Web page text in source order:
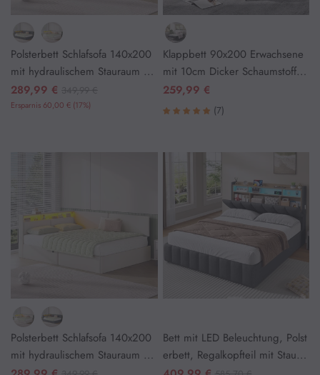
Polsterbett Schlafsofa 140x200
mit hydraulischem Stauraum Du
nkelgrau
289,99 €
Ersparnis 60,00 € (17%)
Klappbett 90x200 Erwachsene
mit 10cm Dicker Schaumstoff M
atratze
259,99 €
(7)
Polsterbett Schlafsofa 140x200
mit hydraulischem Stauraum Be
Bett mit LED Beleuchtung, Polst
erbett, Regalkopfteil mit Staura
Küchenschrank
Homeoffice & Arbeitsplatz